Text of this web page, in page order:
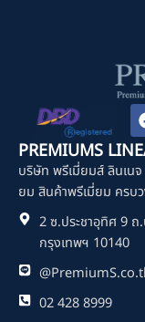
PREMIUMS
บริษัท พรีเมี่ยมส์ ลินเน
ยม สินค้าพรีเมี่ยม ครบ
2 ซ.ประชาอุทิศ 9 ถ
กรุงเทพฯ 10140
02 428 8999